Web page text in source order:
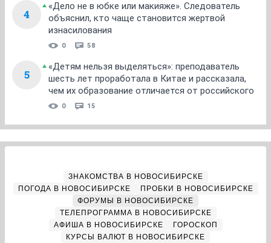
4
«Дело не в юбке или макияже». Следователь
объяснил, кто чаще становится жертвой
изнасилования
0 58
5
«Детям нельзя выделяться»: преподаватель
шесть лет проработала в Китае и рассказала,
чем их образование отличается от российского
0 15
ЗНАКОМСТВА В НОВОСИБИРСКЕ
ПОГОДА В НОВОСИБИРСКЕ
ПРОБКИ В НОВОСИБИРСКЕ
ФОРУМЫ В НОВОСИБИРСКЕ
ТЕЛЕПРОГРАММА В НОВОСИБИРСКЕ
АФИША В НОВОСИБИРСКЕ
ГОРОСКОП
КУРСЫ ВАЛЮТ В НОВОСИБИРСКЕ